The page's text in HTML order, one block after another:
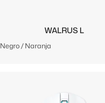
WALRUS L
Negro / Naranja